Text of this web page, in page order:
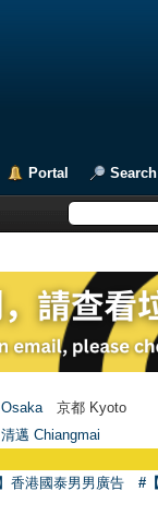
Portal Search
京都 Kyoto
清邁 Chiangmai
香港國泰男男廣告 #